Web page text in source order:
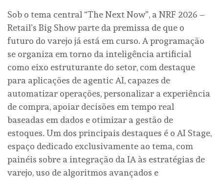
Sob o tema central “The Next Now”, a NRF 2026 –
Retail’s Big Show parte da premissa de que o
futuro do varejo já está em curso. A programação
se organiza em torno da inteligência artificial
como eixo estruturante do setor, com destaque
para aplicações de agentic AI, capazes de
automatizar operações, personalizar a experiência
de compra, apoiar decisões em tempo real
baseadas em dados e otimizar a gestão de
estoques. Um dos principais destaques é o AI Stage,
espaço dedicado exclusivamente ao tema, com
painéis sobre a integração da IA às estratégias de
varejo, uso de algoritmos avançados e